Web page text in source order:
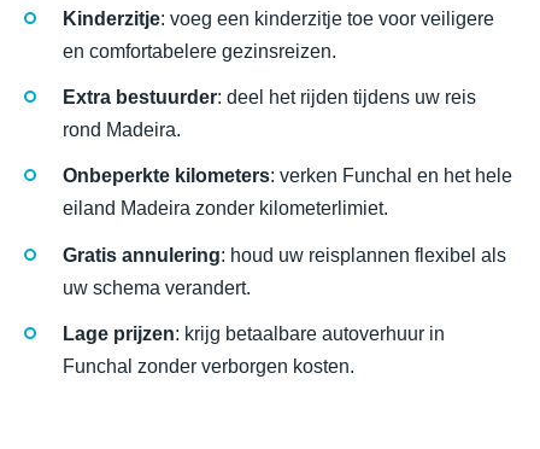
Kinderzitje: voeg een kinderzitje toe voor veiligere
en comfortabelere gezinsreizen.
Extra bestuurder: deel het rijden tijdens uw reis
rond Madeira.
Onbeperkte kilometers: verken Funchal en het hele
eiland Madeira zonder kilometerlimiet.
Gratis annulering: houd uw reisplannen flexibel als
uw schema verandert.
Lage prijzen: krijg betaalbare autoverhuur in
Funchal zonder verborgen kosten.